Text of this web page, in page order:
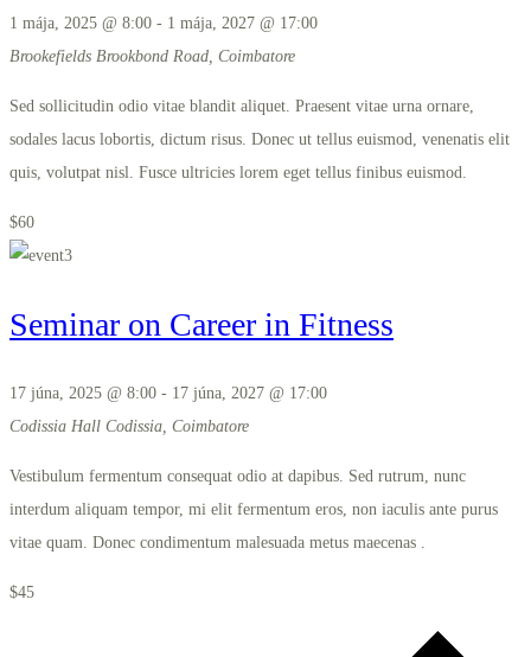
1 mája, 2025 @ 8:00 - 1 mája, 2027 @ 17:00
Brookefields Brookbond Road, Coimbatore
Sed sollicitudin odio vitae blandit aliquet. Praesent vitae urna ornare,
sodales lacus lobortis, dictum risus. Donec ut tellus euismod, venenatis elit
quis, volutpat nisl. Fusce ultricies lorem eget tellus finibus euismod.
$60
Seminar on Career in Fitness
17 júna, 2025 @ 8:00 - 17 júna, 2027 @ 17:00
Codissia Hall Codissia, Coimbatore
Vestibulum fermentum consequat odio at dapibus. Sed rutrum, nunc
interdum aliquam tempor, mi elit fermentum eros, non iaculis ante purus
vitae quam. Donec condimentum malesuada metus maecenas .
$45